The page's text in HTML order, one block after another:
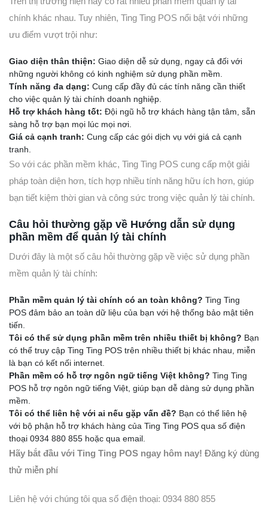
chính khác nhau. Tuy nhiên, Ting Ting POS nổi bật với những
ưu điểm vượt trội như:
Giao diện thân thiện: Giao diện dễ sử dụng, ngay cả đối với
những người không có kinh nghiệm sử dụng phần mềm.
Tính năng đa dạng: Cung cấp đầy đủ các tính năng cần thiết
cho việc quản lý tài chính doanh nghiệp.
Hỗ trợ khách hàng tốt: Đội ngũ hỗ trợ khách hàng tận tâm, sẵn
sàng hỗ trợ bạn mọi lúc mọi nơi.
Giá cả cạnh tranh: Cung cấp các gói dịch vụ với giá cả cạnh
tranh.
So với các phần mềm khác, Ting Ting POS cung cấp một giải
pháp toàn diện hơn, tích hợp nhiều tính năng hữu ích hơn, giúp
bạn tiết kiệm thời gian và công sức trong việc quản lý tài chính.
Câu hỏi thường gặp về Hướng dẫn sử dụng
phần mềm để quản lý tài chính
Dưới đây là một số câu hỏi thường gặp về việc sử dụng phần
mềm quản lý tài chính:
Phần mềm quản lý tài chính có an toàn không? Ting Ting
POS đảm bảo an toàn dữ liệu của bạn với hệ thống bảo mật tiên
tiến.
Tôi có thể sử dụng phần mềm trên nhiều thiết bị không? Bạn
có thể truy cập Ting Ting POS trên nhiều thiết bị khác nhau, miễn
là bạn có kết nối internet.
Phần mềm có hỗ trợ ngôn ngữ tiếng Việt không? Ting Ting
POS hỗ trợ ngôn ngữ tiếng Việt, giúp bạn dễ dàng sử dụng phần
mềm.
Tôi có thể liên hệ với ai nếu gặp vấn đề? Bạn có thể liên hệ
với bộ phận hỗ trợ khách hàng của Ting Ting POS qua số điện
thoại 0934 880 855 hoặc qua email.
Hãy bắt đầu với Ting Ting POS ngay hôm nay! Đăng ký dùng
thử miễn phí
Liên hệ với chúng tôi qua số điện thoại: 0934 880 855